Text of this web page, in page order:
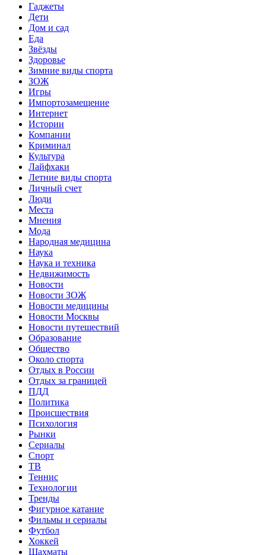
Гаджеты
Дети
Дом и сад
Еда
Звёзды
Здоровье
Зимние виды спорта
ЗОЖ
Игры
Импортозамещение
Интернет
Истории
Компании
Криминал
Культура
Лайфхаки
Летние виды спорта
Личный счет
Люди
Места
Мнения
Мода
Народная медицина
Наука
Наука и техника
Недвижимость
Новости
Новости ЗОЖ
Новости медицины
Новости Москвы
Новости путешествий
Образование
Общество
Около спорта
Отдых в России
Отдых за границей
ПДД
Политика
Происшествия
Психология
Рынки
Сериалы
Спорт
ТВ
Теннис
Технологии
Тренды
Фигурное катание
Фильмы и сериалы
Футбол
Хоккей
Шахматы